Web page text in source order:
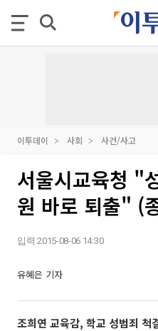
이투데이 사회 사건/사고
서울시교육청 "
원 바로 퇴출" (
입력 2015-08-06 14:30
유혜은 기자
조희연 교육감, 학교 성범죄 척